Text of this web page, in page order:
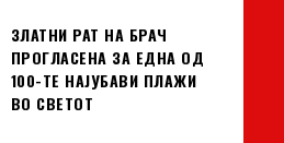
ЗЛАТНИ РАТ НА БРАЧ
ПРОГЛАСЕНА ЗА ЕДНА ОД
100-ТЕ НАЈУБАВИ ПЛАЖИ
ВО СВЕТОТ